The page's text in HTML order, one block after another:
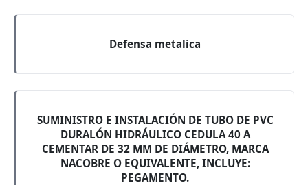
Defensa metalica
SUMINISTRO E INSTALACIÓN DE TUBO DE PVC
DURALÓN HIDRÁULICO CEDULA 40 A
CEMENTAR DE 32 MM DE DIÁMETRO, MARCA
NACOBRE O EQUIVALENTE, INCLUYE:
PEGAMENTO.